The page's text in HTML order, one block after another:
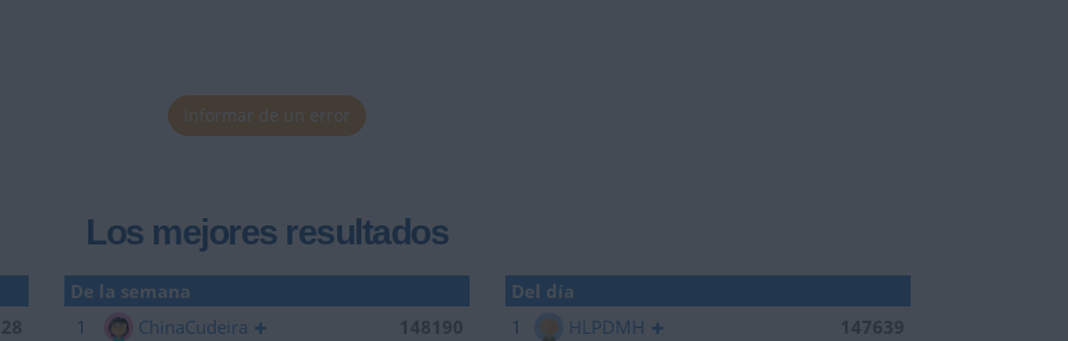
Informar de un error
Los mejores resultados
De la semana
1
ChinaCudeira
148190
Del día
1
HLPDMH
147639